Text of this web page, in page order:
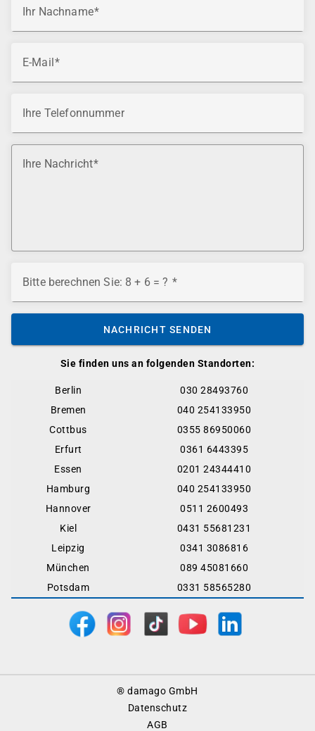
Sie finden uns an folgenden Standorten:
Berlin
030 28493760
Bremen
040 254133950
Cottbus
0355 86950060
Erfurt
0361 6443395
Essen
0201 24344410
Hamburg
040 254133950
Hannover
0511 2600493
Kiel
0431 55681231
Leipzig
0341 3086816
München
089 45081660
Potsdam
0331 58565280
Ihr Nachname
E-Mail
Ihre Telefonnummer
Ihre Nachricht
Bitte berechnen Sie: 8 + 6 = ?
NACHRICHT SENDEN
® damago GmbH
Datenschutz
AGB